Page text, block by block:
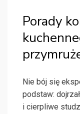
Porady
Nie bój się
podstaw:
i cierpliwe